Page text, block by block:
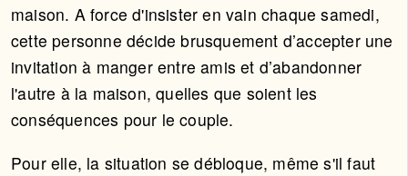
maison. A force d'insister en vain chaque samedi,
cette personne décide brusquement d’accepter une
invitation à manger entre amis et d’abandonner
l'autre à la maison, quelles que soient les
conséquences pour le couple.
Pour elle, la situation se débloque, même s'il faut